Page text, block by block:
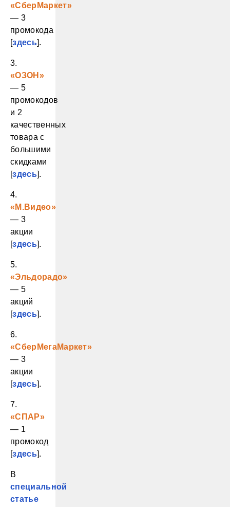
«СберМаркет»
— 3
промокода
[здесь].
3.
«ОЗОН»
— 5
промокодов
и 2
качественных
товара с
большими
скидками
[здесь].
4.
«М.Видео»
— 3
акции
[здесь].
5.
«Эльдорадо»
— 5
акций
[здесь].
6.
«СберМегаМаркет»
— 3
акции
[здесь].
7.
«СПАР»
— 1
промокод
[здесь].
В
специальной
статье